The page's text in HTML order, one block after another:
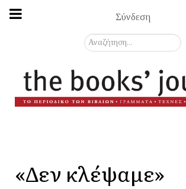
Σύνδεση
Αναζήτηση...
«Δεν κλέψαμε»